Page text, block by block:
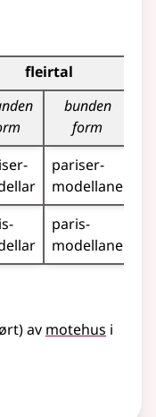
fleirtal
bunden
form
pariser­
modellane
paris­
modellane
av motehus i